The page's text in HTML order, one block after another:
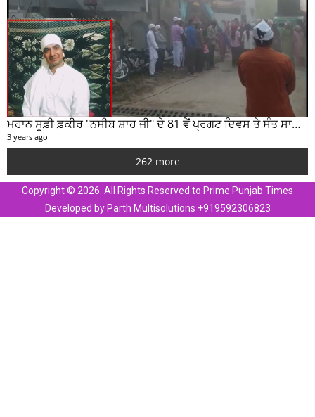
ਮਹਾਨ ਸੂਫ਼ੀ ਫ਼ਕੀਰ "ਨਸੀਬ ਸ਼ਾਹ ਜੀ" ਦੇ 81 ਵੇਂ ਪ੍ਰਗਟ ਦਿਵਸ ਤੇ ਸੰਤ ਸਾਹਿਬ ਜੋਤ ਸਿੰਘ ਜੀ ਮਹਾਰਾਜ ਦੇ ਸੁਣੋ ਵਿਚਾਰ
3 years ago
262 more
Copyright © 2026. All Rights Reserved to Prime Punjab Times
Developed by Parth Multisolutions +919592306823